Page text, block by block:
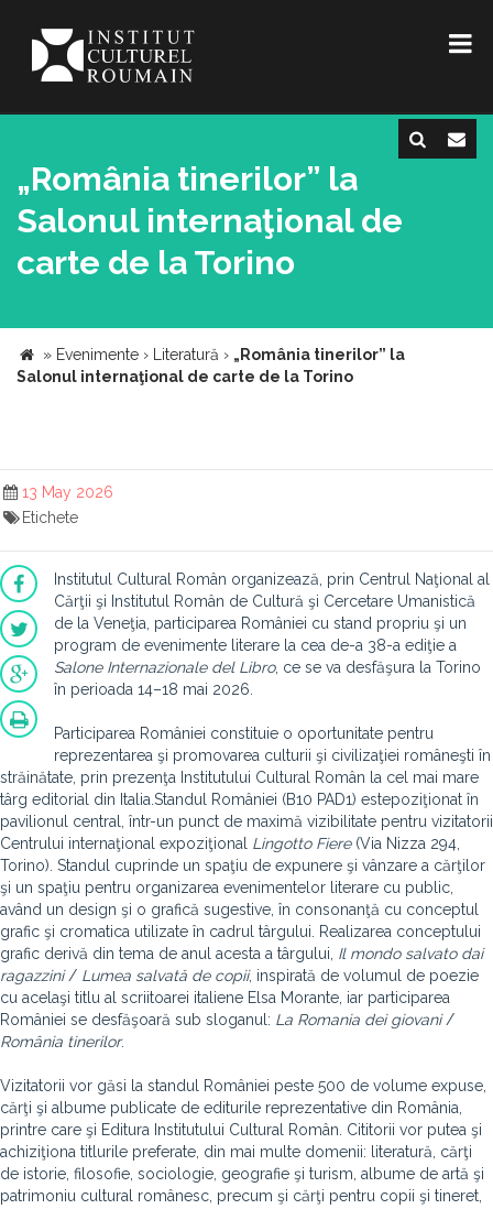
„România tinerilor” la
Salonul internaţional de
carte de la Torino
» Evenimente › Literatură › „România tinerilor” la
Salonul internaţional de carte de la Torino
13 May 2026
Etichete
Institutul Cultural Român organizează, prin Centrul Naţional al
Cărţii şi Institutul Român de Cultură şi Cercetare Umanistică
de la Veneţia, participarea României cu stand propriu şi un
program de evenimente literare la cea de-a 38-a ediţie a
Salone Internazionale del Libro, ce se va desfăşura la Torino
în perioada 14–18 mai 2026.
Participarea României constituie o oportunitate pentru
reprezentarea şi promovarea culturii şi civilizaţiei româneşti în
străinătate, prin prezenţa Institutului Cultural Român la cel mai mare
târg editorial din Italia.Standul României (B10 PAD1) estepoziţionat în
pavilionul central, într-un punct de maximă vizibilitate pentru vizitatorii
Centrului internaţional expoziţional Lingotto Fiere(Via Nizza 294,
Torino). Standul cuprinde un spaţiu de expunere şi vânzare a cărţilor
şi un spaţiu pentru organizarea evenimentelor literare cu public,
având un design şi o grafică sugestive, în consonanţă cu conceptul
grafic şi cromatica utilizate în cadrul târgului. Realizarea conceptului
grafic derivă din tema de anul acesta a târgului, Il mondo salvato dai
ragazzini/ Lumea salvată de copii, inspirată de volumul de poezie
cu acelaşi titlu al scriitoarei italiene Elsa Morante, iar participarea
României se desfăşoară sub sloganul: La Romania dei giovani/
România tinerilor.
Vizitatorii vor găsi la standul României peste 500 de volume expuse,
cărţi şi albume publicate de editurile reprezentative din România,
printre care şi Editura Institutului Cultural Român. Cititorii vor putea şi
achiziţiona titlurile preferate, din mai multe domenii: literatură, cărţi
de istorie, filosofie, sociologie, geografie şi turism, albume de artă şi
patrimoniu cultural românesc, precum şi cărţi pentru copii şi tineret,